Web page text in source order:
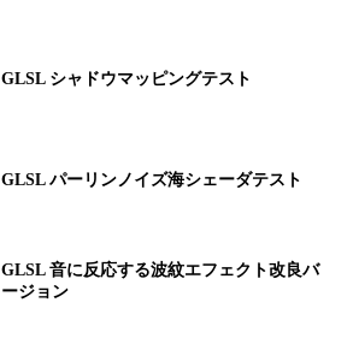
GLSL シャドウマッピングテスト
GLSL パーリンノイズ海シェーダテスト
GLSL 音に反応する波紋エフェクト改良バ
ージョン